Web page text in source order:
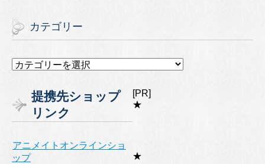
カテゴリー
カ
リ
ー
提携先ショップ
リンク
[PR]
★
アニメイトオンラインショ
ップ
★